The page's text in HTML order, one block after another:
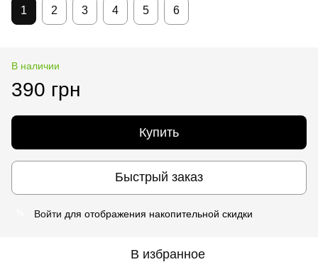
1 2 3 4 5 6
В наличии
390 грн
Купить
Быстрый заказ
Войти для отображения накопительной скидки
В избранное